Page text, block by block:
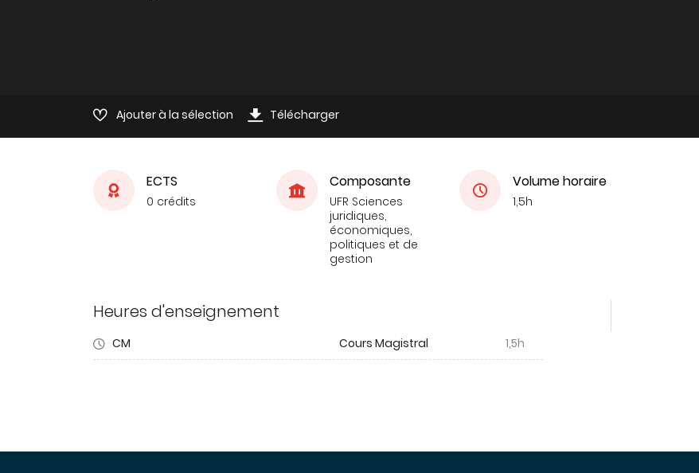
Ajouter à la sélection Télécharger
ECTS
0 crédits
Composante
UFR Sciences
juridiques,
économiques,
politiques et de
gestion
Volume horaire
1,5h
Heures d'enseignement
CM Cours Magistral 1,5h